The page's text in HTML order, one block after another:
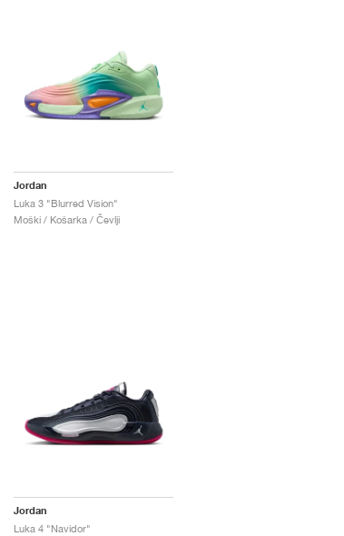
Jordan
Luka 3 "Blurred Vision"
Moški / Košarka / Čevlji
Jordan
Luka 4 "Navidor"